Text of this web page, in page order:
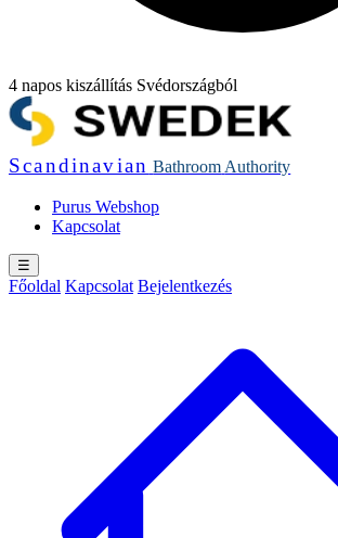
4 napos kiszállítás Svédországból
Scandinavian Bathroom Authority
Purus Webshop
Kapcsolat
☰
Főoldal Kapcsolat Bejelentkezés